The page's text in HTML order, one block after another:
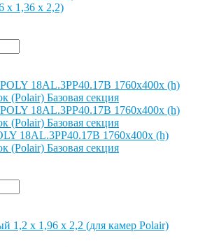
х 1,36 х 2,2)
18AL.3PP40.17B 1760х400х (h)
(Polair) Базовая секция